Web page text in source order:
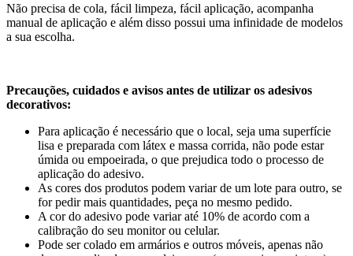
Não precisa de cola, fácil limpeza, fácil aplicação, acompanha
manual de aplicação e além disso possui uma infinidade de modelos
a sua escolha.
Precauções, cuidados e avisos antes de utilizar os adesivos
decorativos:
Para aplicação é necessário que o local, seja uma superfície
lisa e preparada com látex e massa corrida, não pode estar
úmida ou empoeirada, o que prejudica todo o processo de
aplicação do adesivo.
As cores dos produtos podem variar de um lote para outro, se
for pedir mais quantidades, peça no mesmo pedido.
A cor do adesivo pode variar até 10% de acordo com a
calibração do seu monitor ou celular.
Pode ser colado em armários e outros móveis, apenas não